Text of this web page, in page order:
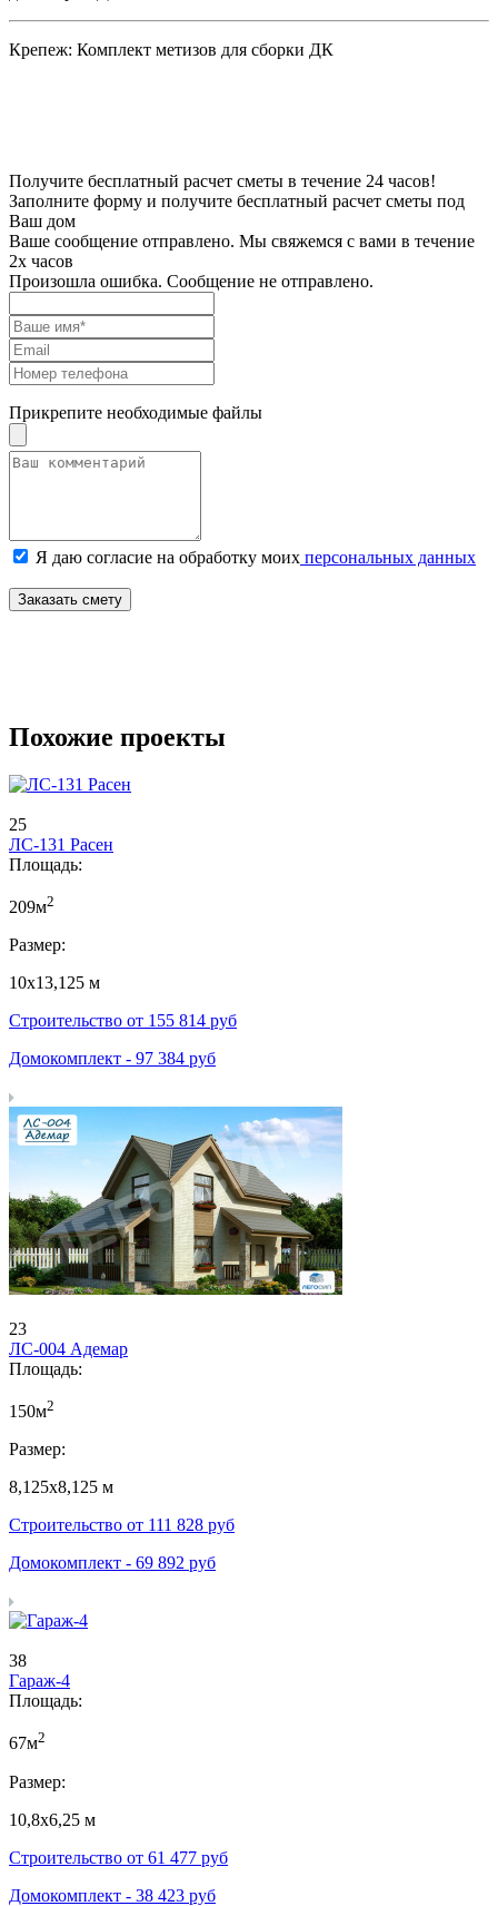
Крепеж: Комплект метизов для сборки ДК
Получите бесплатный расчет сметы в течение 24 часов!
Заполните форму и получите бесплатный расчет сметы под
Ваш дом
Ваше сообщение отправлено. Мы свяжемся с вами в течение
2х часов
Произошла ошибка. Сообщение не отправлено.
Прикрепите необходимые файлы
Я даю согласие на обработку моих персональных данных
Заказать смету
Похожие проекты
25
ЛС-131 Расен
Площадь:
209м2
Размер:
10х13,125 м
Строительство от 155 814 руб
Домокомплект - 97 384 руб
23
ЛС-004 Адемар
Площадь:
150м2
Размер:
8,125х8,125 м
Строительство от 111 828 руб
Домокомплект - 69 892 руб
38
Гараж-4
Площадь:
67м2
Размер:
10,8х6,25 м
Строительство от 61 477 руб
Домокомплект - 38 423 руб